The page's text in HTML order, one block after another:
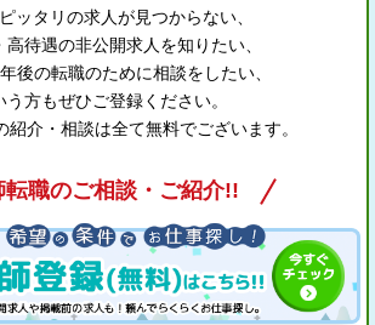
ッタリの求人が見つからない、
高待遇の非公開求人を知りたい、
後の転職のために相談をしたい、
う方もぜひご登録ください。
紹介・相談は全て無料でございます。
転職のご相談・ご紹介!!